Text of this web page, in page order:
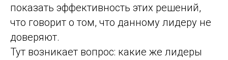
показать эффективность этих решений,
что говорит о том, что данному лидеру не
доверяют.
Тут возникает вопрос: какие же лидеры